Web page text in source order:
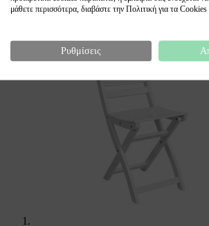
μάθετε περισσότερα, διαβάστε την Πολιτική για τα Cookies
Ρυθμίσεις